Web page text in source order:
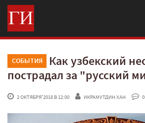
СОБЫТИЯ
Как узбекский
пострадал за "русский
2 ОКТЯБРЯ'2018 В 12:00 ИКРАМУТДИН ХАН 0